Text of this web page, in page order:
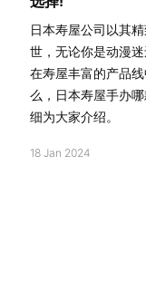
日本寿屋公司以其
世，无论你是动漫
在寿屋丰富的产品
么，日本寿屋手办
细为大家介绍。
18 Jan 2024